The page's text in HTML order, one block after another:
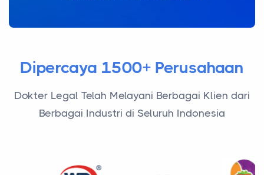
Dipercaya 1500+ Perusahaan
Dokter Legal Telah Melayani Berbagai Klien dari
Berbagai Industri di Seluruh Indonesia